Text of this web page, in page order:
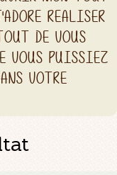
REALISER
DE VOUS
VOUS PUISSIEZ
VOTRE